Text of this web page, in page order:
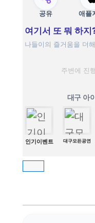
공유 애플
여기서 또 뭐 하지
나들이의 즐거움을 더
주변에 진
대구 아
인기이벤트 대구모든공연